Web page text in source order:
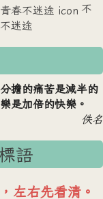
不
迷途
擔的痛苦是減半的
是加倍的快樂。
佚名
語
，行人安全過